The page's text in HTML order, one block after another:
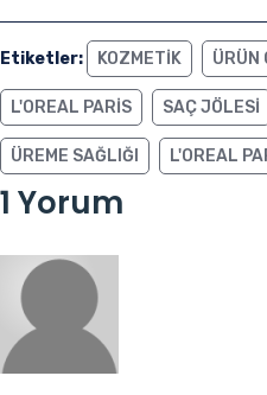
Etiketler: KOZMETIK ÜRÜN
L'OREAL PARIS SAÇ JÖLESI
ÜREME SAĞLIĞI L'OREAL
1 Yorum